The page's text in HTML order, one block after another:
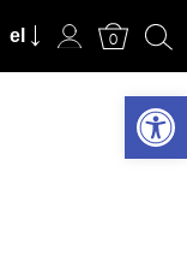
el 0